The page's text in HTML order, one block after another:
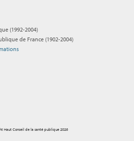
(1992-2004)
de France (1902-2004)
Haut Conseil de la santé publique 2026